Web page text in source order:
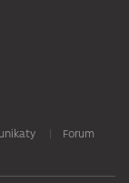
Forum